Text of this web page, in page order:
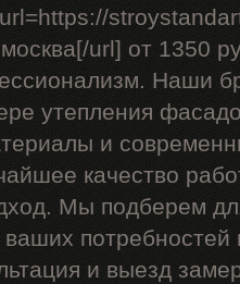
url] от 1350
Наши
утепления
и
качество
Мы подберем
и выезд